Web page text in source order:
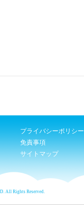
プライバシーポリシー
免責事項
サイトマップ
All Rights Reserved.